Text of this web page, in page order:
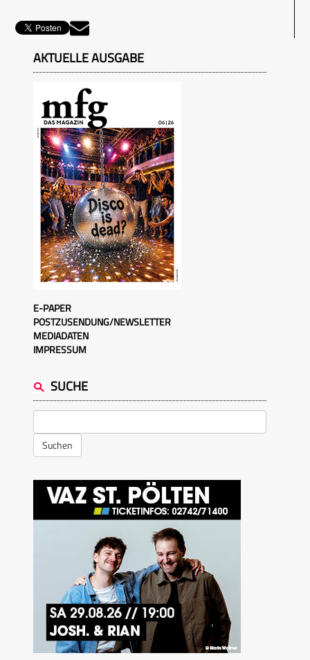
AKTUELLE AUSGABE
E-PAPER
POSTZUSENDUNG/NEWSLETTER
MEDIADATEN
IMPRESSUM
SUCHE
Suchen